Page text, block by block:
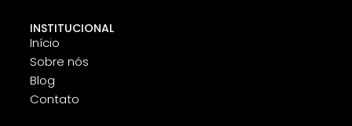
INSTITUCIONAL
Início
Sobre nós
Blog
Contato